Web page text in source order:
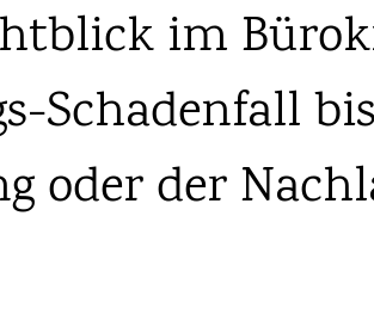
im
Schadenfall
oder der